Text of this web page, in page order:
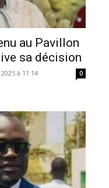
au Pavillon
sa décision
à 11:14 0